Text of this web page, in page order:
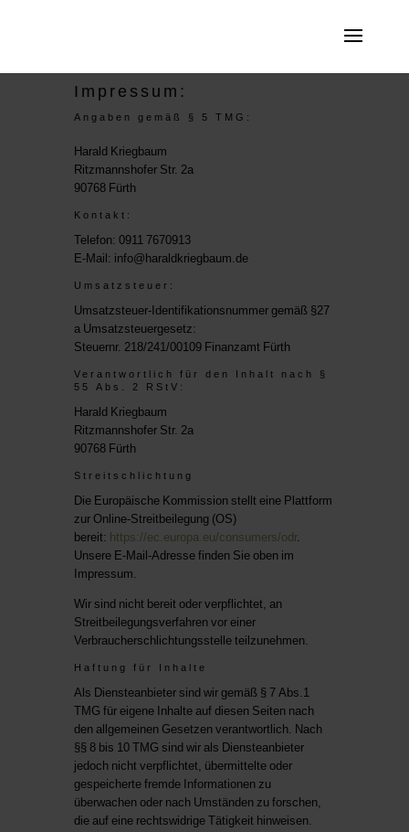
Impressum:
Angaben gemäß § 5 TMG:
Harald Kriegbaum
Ritzmannshofer Str. 2a
90768 Fürth
Kontakt:
Telefon: 0911 7670913
E-Mail: info@haraldkriegbaum.de
Umsatzsteuer:
Umsatzsteuer-Identifikationsnummer gemäß §27
a Umsatzsteuergesetz:
Steuernr. 218/241/00109 Finanzamt Fürth
Verantwortlich für den Inhalt nach §
55 Abs. 2 RStV:
Harald Kriegbaum
Ritzmannshofer Str. 2a
90768 Fürth
Streitschlichtung
Die Europäische Kommission stellt eine Plattform
zur Online-Streitbeilegung (OS)
bereit: https://ec.europa.eu/consumers/odr.
Unsere E-Mail-Adresse finden Sie oben im
Impressum.
Wir sind nicht bereit oder verpflichtet, an
Streitbeilegungsverfahren vor einer
Verbraucherschlichtungsstelle teilzunehmen.
Haftung für Inhalte
Als Diensteanbieter sind wir gemäß § 7 Abs.1
TMG für eigene Inhalte auf diesen Seiten nach
den allgemeinen Gesetzen verantwortlich. Nach
§§ 8 bis 10 TMG sind wir als Diensteanbieter
jedoch nicht verpflichtet, übermittelte oder
gespeicherte fremde Informationen zu
überwachen oder nach Umständen zu forschen,
die auf eine rechtswidrige Tätigkeit hinweisen.